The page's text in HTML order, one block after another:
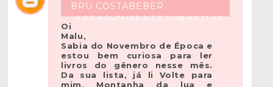
BRU COSTABEBER
6 DE NOVEMBRO DE 2018 ÀS 21:40
Oi
Malu,
Sabia do Novembro de Época e
estou bem curiosa para ler
livros do gênero nesse mês.
Da sua lista, já li Volte para
mim, Montanha da lua e